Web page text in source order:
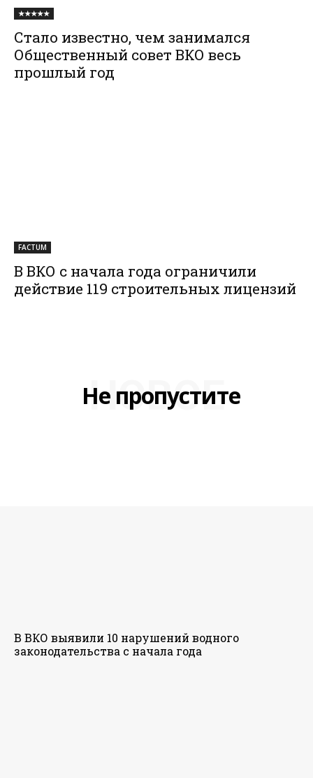
★★★★★
Стало известно, чем занимался
Общественный совет ВКО весь
прошлый год
FACTUM
В ВКО с начала года ограничили
действие 119 строительных лицензий
Не пропустите
НОВОЕ
В ВКО выявили 10 нарушений водного
законодательства с начала года